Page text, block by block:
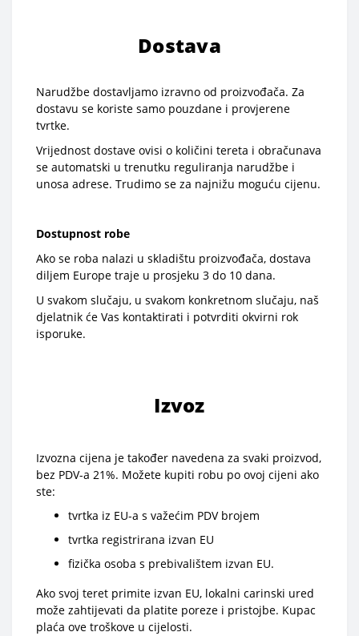
Dostava
Narudžbe dostavljamo izravno od proizvođača. Za
dostavu se koriste samo pouzdane i provjerene
tvrtke.
Vrijednost dostave ovisi o količini tereta i obračunava
se automatski u trenutku reguliranja narudžbe i
unosa adrese. Trudimo se za najnižu moguću cijenu.
Dostupnost robe
Ako se roba nalazi u skladištu proizvođača, dostava
diljem Europe traje u prosjeku 3 do 10 dana.
U svakom slučaju, u svakom konkretnom slučaju, naš
djelatnik će Vas kontaktirati i potvrditi okvirni rok
isporuke.
Izvoz
Izvozna cijena je također navedena za svaki proizvod,
bez PDV-a 21%. Možete kupiti robu po ovoj cijeni ako
ste:
tvrtka iz EU-a s važećim PDV brojem
tvrtka registrirana izvan EU
fizička osoba s prebivalištem izvan EU.
Ako svoj teret primite izvan EU, lokalni carinski ured
može zahtijevati da platite poreze i pristojbe. Kupac
plaća ove troškove u cijelosti.